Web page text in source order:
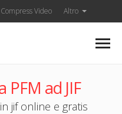
Compress Video Altro
ad JIF
jif online e gratis